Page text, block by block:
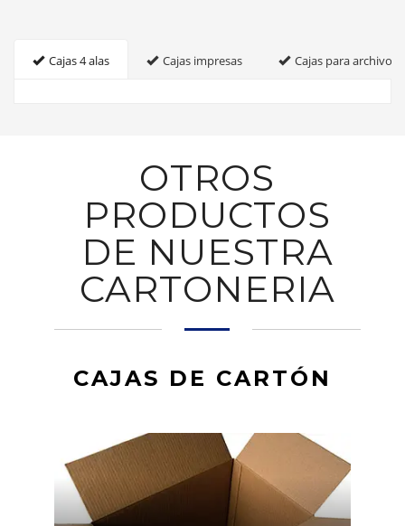
Cajas 4 alas Cajas impresas Cajas para archivo
OTROS
PRODUCTOS
DE NUESTRA
CARTONERIA
CAJAS DE CARTÓN